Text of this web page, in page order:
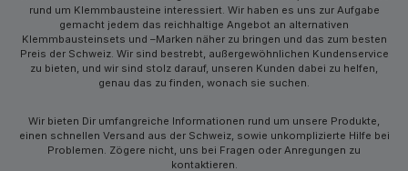
rund um Klemmbausteine interessiert. Wir haben es uns zur Aufgabe
gemacht jedem das reichhaltige Angebot an alternativen
Klemmbausteinsets und –Marken näher zu bringen und das zum besten
Preis der Schweiz. Wir sind bestrebt, außergewöhnlichen Kundenservice
zu bieten, und wir sind stolz darauf, unseren Kunden dabei zu helfen,
genau das zu finden, wonach sie suchen.
Wir bieten Dir umfangreiche Informationen rund um unsere Produkte,
einen schnellen Versand aus der Schweiz, sowie unkomplizierte Hilfe bei
Problemen. Zögere nicht, uns bei Fragen oder Anregungen zu
kontaktieren.